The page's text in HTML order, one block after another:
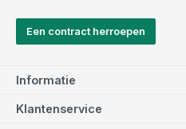
Een contract herroepen
Informatie
Klantenservice